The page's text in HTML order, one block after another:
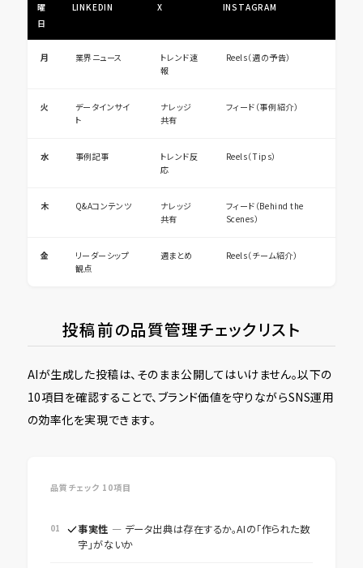
曜
日
LINKEDIN X INSTAGRAM
月 業界ニュース
トレンド速
報
Reels（週の予告）
火
データインサイ
ト
ナレッジ
共有
フィード（事例紹介）
水 事例記事
トレンド反
応
Reels（Tips）
木 Q&Aコンテンツ
ナレッジ
共有
フィード（Behind the
Scenes）
金
リーダーシップ
観点
週まとめ Reels（チーム紹介）
投稿前の品質管理チェックリスト
AIが生成した投稿は、そのまま公開してはいけません。以下の
10項目を確認することで、ブランド価値を守りながらSNS運用
の効率化を実現できます。
品質チェック 10項目
01 事実性 ― データ出典は存在するか。AIの「作られた数
字」がないか